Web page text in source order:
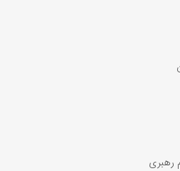
رهبری